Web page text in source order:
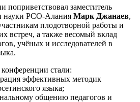
поприветствовал заместитель
науки РСО-Алания Марк Джанаев,
плодотворной работы и
встреч, а также весомый вклад
учёных и исследователей в
стали:
эффективных методик
языка;
общению педагогов и